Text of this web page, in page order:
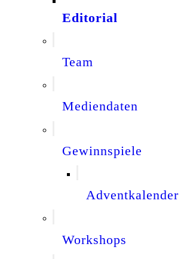
Editorial
Team
Mediendaten
Gewinnspiele
Adventkalender
Workshops